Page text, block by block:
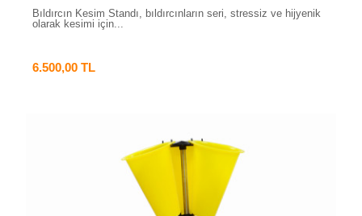
Bıldırcın Kesim Standı, bıldırcınların seri, stressiz ve hijyenik
olarak kesimi için...
6.500,00 TL